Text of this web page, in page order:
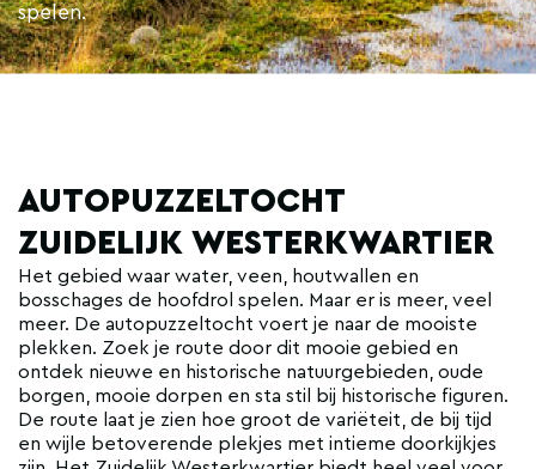
spelen.
AUTOPUZZELTOCHT
ZUIDELIJK WESTERKWARTIER
Het gebied waar water, veen, houtwallen en
bosschages de hoofdrol spelen. Maar er is meer, veel
meer. De autopuzzeltocht voert je naar de mooiste
plekken. Zoek je route door dit mooie gebied en
ontdek nieuwe en historische natuurgebieden, oude
borgen, mooie dorpen en sta stil bij historische figuren.
De route laat je zien hoe groot de variëteit, de bij tijd
en wijle betoverende plekjes met intieme doorkijkjes